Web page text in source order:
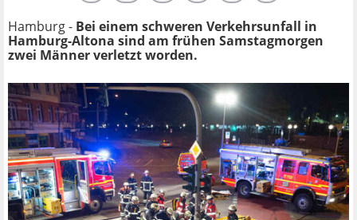
Hamburg - Bei einem schweren Verkehrsunfall in
Hamburg-Altona sind am frühen Samstagmorgen
zwei Männer verletzt worden.